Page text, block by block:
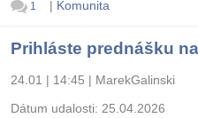
1 | Komunita
Prihláste prednášku
24.01 | 14:45 | MarekGalinski
Dátum udalosti: 25.04.2026